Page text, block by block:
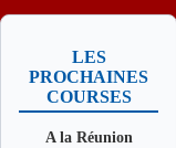
LES
PROCHAINES
COURSES
A la Réunion